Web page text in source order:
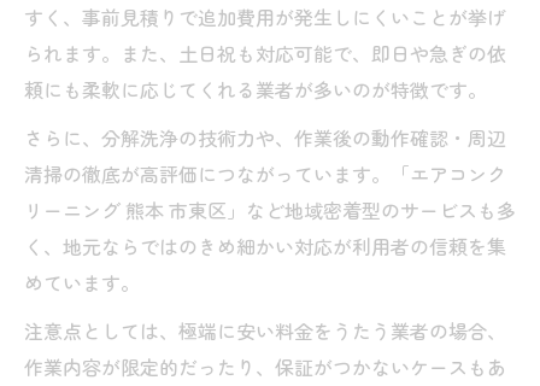
すく、事前見積りで追加費用が発生しにくいことが挙げ
られます。また、土日祝も対応可能で、即日や急ぎの依
頼にも柔軟に応じてくれる業者が多いのが特徴です。
さらに、分解洗浄の技術力や、作業後の動作確認・周辺
清掃の徹底が高評価につながっています。「エアコンク
リーニング 熊本 市東区」など地域密着型のサービスも多
く、地元ならではのきめ細かい対応が利用者の信頼を集
めています。
注意点としては、極端に安い料金をうたう業者の場合、
作業内容が限定的だったり、保証がつかないケースもあ